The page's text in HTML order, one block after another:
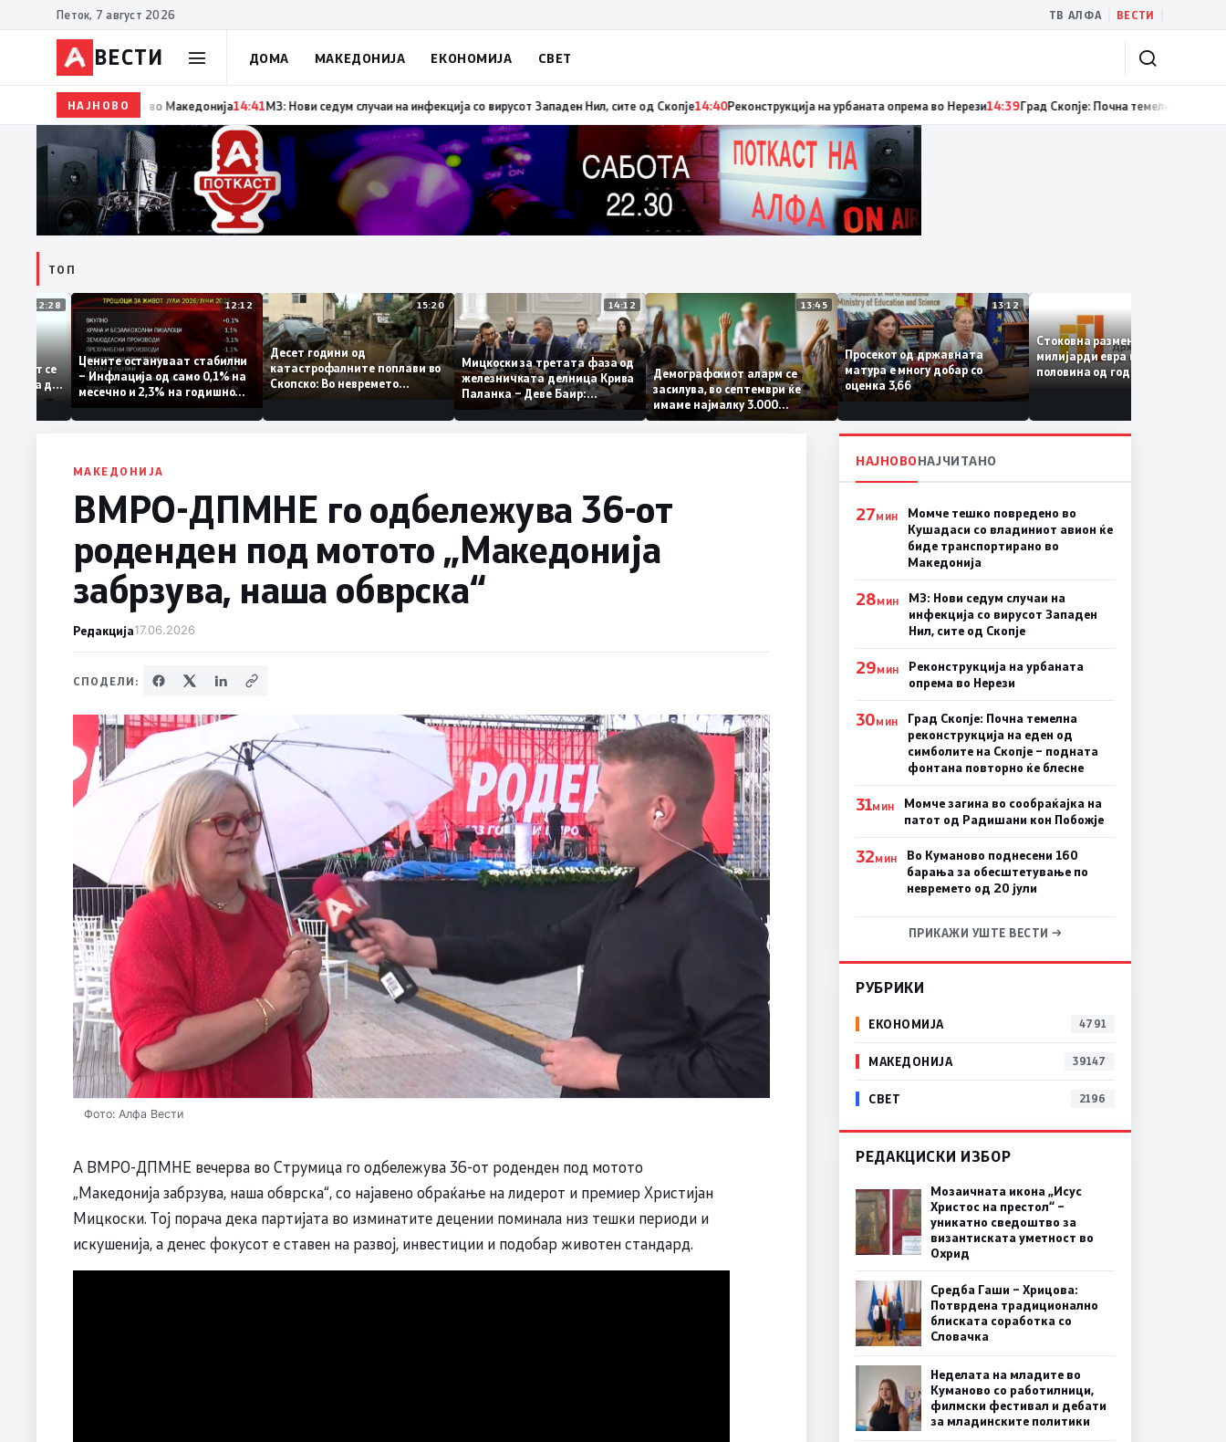
Петок, 7 август 2026 ТВ АЛФА ВЕСТИ
ВЕСТИ ДОМА МАКЕДОНИЈА ЕКОНОМИЈА СВЕТ
НАЈНОВО14:42Момче тешко повредено во Кушадаси со владиниот авион ќе биде транспортирано во Македонија14:41МЗ: Нови седум случаи на инфекција со вирусот Западен Нил, сите од Скопје
ТОП
12:28
–
се
нема да
12:12
Цените остануваат стабилни
– Инфлација од само 0,1% на
месечно и 2,3% на годишно
ниво
15:20
Десет години од
катастрофалните поплави во
Скопско: Во невремето
14:12
Мицкоски за третата фаза од
железничката делница Крива
Паланка – Деве Баир:
Проектот нема да заврши на
половина тунел во слепа
13:45
Демографскиот аларм се
засилува, во септември ќе
имаме најмалку 3.000
првачиња помалку
13:12
Просекот од државната
матура е многу добар со
оценка 3,66
Стоковна размена од 10,5
милијарди евра во првата
половина од годината –
МАКЕДОНИЈА
ВМРО-ДПМНЕ го одбележува 36-от
роденден под мотото „Македонија
забрзува, наша обврска“
Редакција17.06.2026
СПОДЕЛИ:
Фото: Алфа Вести
А ВМРО-ДПМНЕ вечерва во Струмица го одбележува 36-от роденден под мотото
„Македонија забрзува, наша обврска“, со најавено обраќање на лидерот и премиер Христијан
Мицкоски. Тој порача дека партијата во изминатите децении поминала низ тешки периоди и
искушенија, а денес фокусот е ставен на развој, инвестиции и подобар животен стандард.
НАЈНОВОНАЈЧИТАНО
27МИН
Момче тешко повредено во
Кушадаси со владиниот авион ќе
биде транспортирано во
Македонија
28МИН
МЗ: Нови седум случаи на
инфекција со вирусот Западен
Нил, сите од Скопје
29МИН
Реконструкција на урбаната
опрема во Нерези
30МИН
Град Скопје: Почна темелна
реконструкција на еден од
симболите на Скопје – подната
фонтана повторно ќе блесне
31МИН
Момче загина во сообраќајка на
патот од Радишани кон Побожје
32МИН
Во Куманово поднесени 160
барања за обесштетување по
невремето од 20 јули
ПРИКАЖИ УШТЕ ВЕСТИ →
РУБРИКИ
ЕКОНОМИЈА 4791
МАКЕДОНИЈА 39147
СВЕТ 2196
РЕДАКЦИСКИ ИЗБОР
Мозаичната икона „Исус
Христос на престол“ –
уникатно сведоштво за
византиската уметност во
Охрид
Средба Гаши – Хрицова:
Потврдена традиционално
блиската соработка со
Словачка
Неделата на младите во
Куманово со работилници,
филмски фестивал и дебати
за младинските политики